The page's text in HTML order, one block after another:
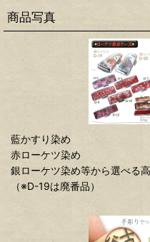
商品写真
藍かすり染め
赤ローケツ染め
銀ローケツ染め等から選べる
（※D-19は廃番品）